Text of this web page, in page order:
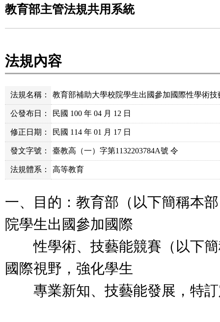
教育部主管法規共用系統
法規內容
法規名稱： 教育部補助大學校院學生出國參加國際性學術
公發布日： 民國 100 年 04 月 12 日
修正日期： 民國 114 年 01 月 17 日
發文字號： 臺教高（一）字第1132203784A號 令
法規體系： 高等教育
一、目的：教育部（以下簡稱本
院學生出國參加國際
性學術、技藝能競賽（以下簡
國際視野，強化學生
專業新知、技藝能發展，特訂